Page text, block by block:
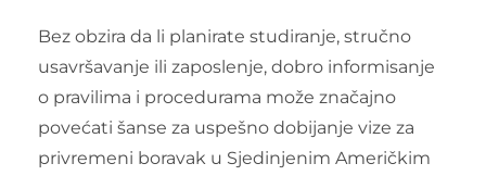
Bez obzira da li planirate studiranje, stručno
usavršavanje ili zaposlenje, dobro informisanje
o pravilima i procedurama može značajno
povećati šanse za uspešno dobijanje vize za
privremeni boravak u Sjedinjenim Američkim